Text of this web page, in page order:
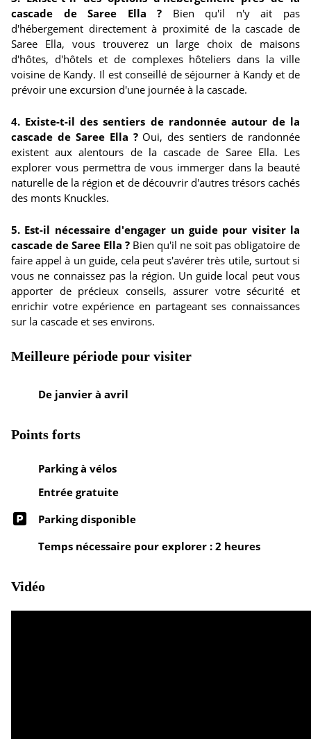
cascade de Saree Ella ? Bien qu'il n'y ait pas
d'hébergement directement à proximité de la cascade de
Saree Ella, vous trouverez un large choix de maisons
d'hôtes, d'hôtels et de complexes hôteliers dans la ville
voisine de Kandy. Il est conseillé de séjourner à Kandy et de
prévoir une excursion d'une journée à la cascade.
4. Existe-t-il des sentiers de randonnée autour de la
cascade de Saree Ella ?Oui, des sentiers de randonnée
existent aux alentours de la cascade de Saree Ella. Les
explorer vous permettra de vous immerger dans la beauté
naturelle de la région et de découvrir d'autres trésors cachés
des monts Knuckles.
5. Est-il nécessaire d'engager un guide pour visiter la
cascade de Saree Ella ? Bien qu'il ne soit pas obligatoire de
faire appel à un guide, cela peut s'avérer très utile, surtout si
vous ne connaissez pas la région. Un guide local peut vous
apporter de précieux conseils, assurer votre sécurité et
enrichir votre expérience en partageant ses connaissances
sur la cascade et ses environs.
Meilleure période pour visiter
De janvier à avril
Points forts
Parking à vélos
Entrée gratuite
Parking disponible
Temps nécessaire pour explorer : 2 heures
Vidéo